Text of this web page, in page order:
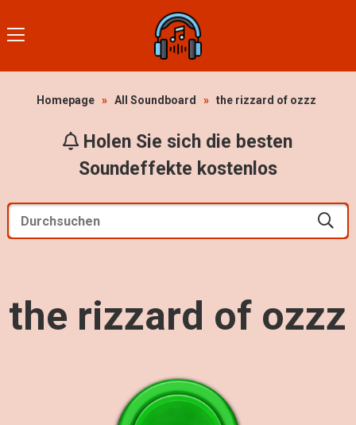
Homepage » All Soundboard » the rizzard of ozzz
Holen Sie sich die besten
Soundeffekte kostenlos
the rizzard of ozzz